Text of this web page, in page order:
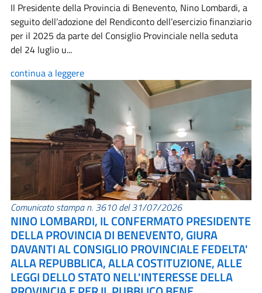
Il Presidente della Provincia di Benevento, Nino Lombardi, a
seguito dell’adozione del Rendiconto dell’esercizio finanziario
per il 2025 da parte del Consiglio Provinciale nella seduta
del 24 luglio u...
continua a leggere
Comunicato stampa n. 3610 del 31/07/2026
NINO LOMBARDI, IL CONFERMATO PRESIDENTE
DELLA PROVINCIA DI BENEVENTO, GIURA
DAVANTI AL CONSIGLIO PROVINCIALE FEDELTA'
ALLA REPUBBLICA, ALLA COSTITUZIONE, ALLE
LEGGI DELLO STATO NELL'INTERESSE DELLA